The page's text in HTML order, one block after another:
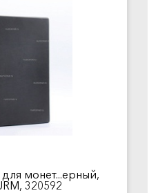
монет...ерный,
320592